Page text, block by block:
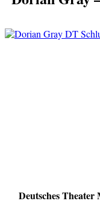
Deutsches Theater